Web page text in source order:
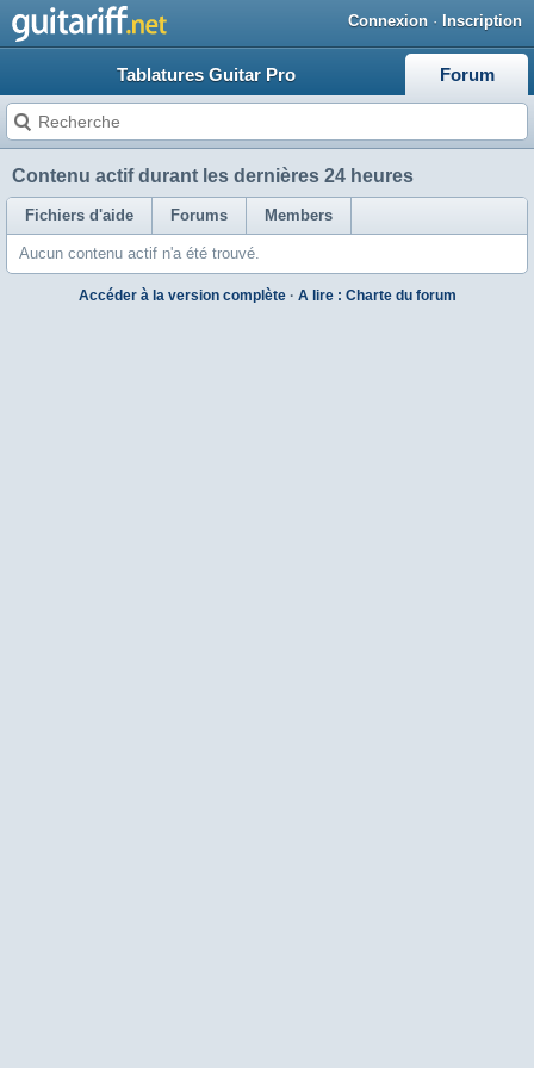
Connexion · Inscription
Tablatures Guitar Pro Forum
Contenu actif durant les dernières 24 heures
Fichiers d'aide Forums Members
Aucun contenu actif n'a été trouvé.
Accéder à la version complète· A lire : Charte du forum